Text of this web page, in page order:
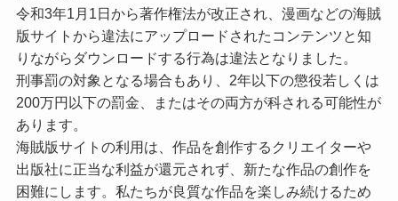
令和3年1月1日から著作権法が改正され、漫画などの海賊
版サイトから違法にアップロードされたコンテンツと知
りながらダウンロードする行為は違法となりました。
刑事罰の対象となる場合もあり、2年以下の懲役若しくは
200万円以下の罰金、またはその両方が科される可能性が
あります。
海賊版サイトの利用は、作品を創作するクリエイターや
出版社に正当な利益が還元されず、新たな作品の創作を
困難にします。私たちが良質な作品を楽しみ続けるため